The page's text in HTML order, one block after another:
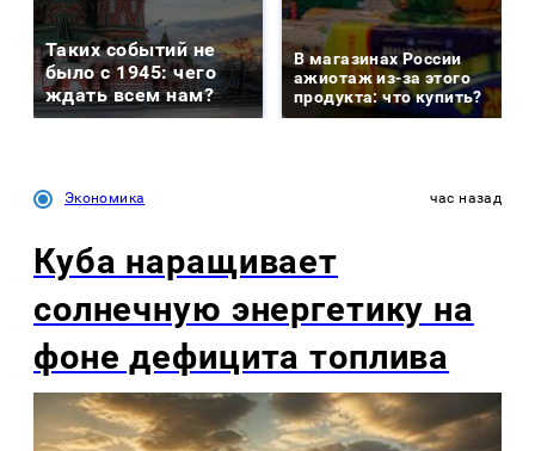
Таких событий не
было с 1945: чего
ждать всем нам?
В магазинах России
ажиотаж из-за этого
продукта: что купить?
Экономика час назад
Куба наращивает
солнечную энергетику на
фоне дефицита топлива